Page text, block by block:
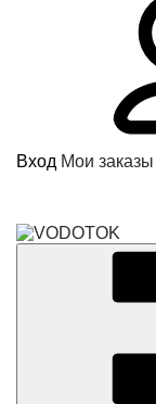
Вход Мои заказы